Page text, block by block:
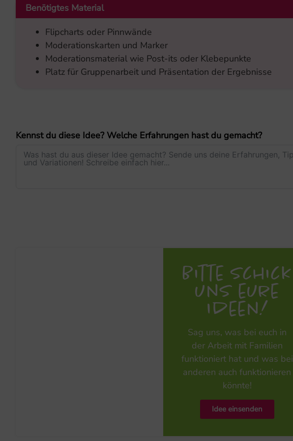
Benötigtes Material
Flipcharts oder Pinnwände
Moderationskarten und Marker
Moderationsmaterial wie Post-its oder Klebepunkte
Platz für Gruppenarbeit und Präsentation der Ergebnisse
Kennst du diese Idee? Welche Erfahrungen hast du gemacht?
Bitte Schick
uns eure
Ideen!
Sag uns, was bei euch in
der Arbeit mit Familien
funktioniert hat und was bei
anderen auch funktionieren
könnte!
Idee einsenden